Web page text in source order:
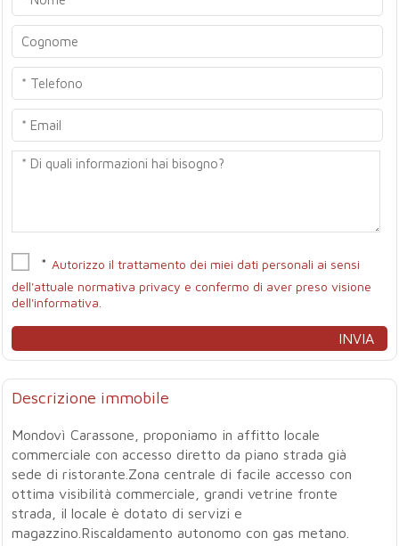
*Autorizzo il trattamento dei miei dati personali ai sensi
dell'attuale normativa privacy e confermo di aver preso visione
dell'informativa.
Descrizione immobile
Mondovì Carassone, proponiamo in affitto locale
commerciale con accesso diretto da piano strada già
sede di ristorante.Zona centrale di facile accesso con
ottima visibilità commerciale, grandi vetrine fronte
strada, il locale è dotato di servizi e
magazzino.Riscaldamento autonomo con gas metano.